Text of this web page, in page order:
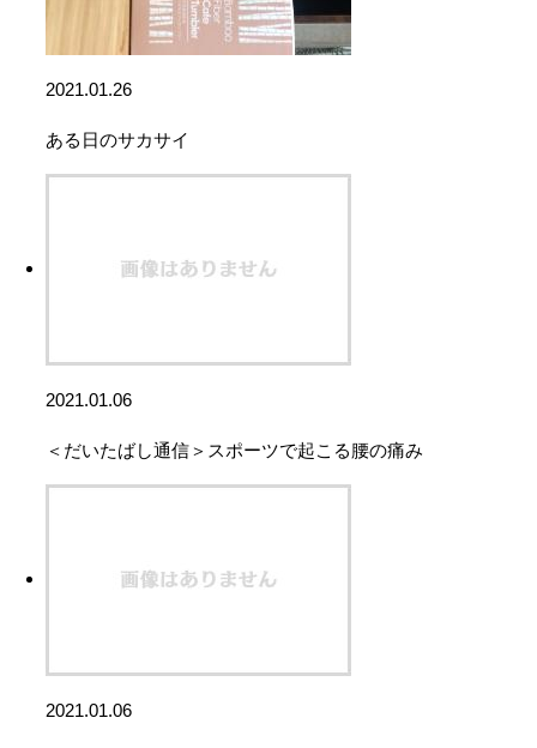
2021.01.26
ある日のサカサイ
2021.01.06
＜だいたばし通信＞スポーツで起こる腰の痛み
2021.01.06